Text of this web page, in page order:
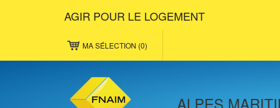
AGIR POUR LE LOGEMENT
MA SÉLECTION (0)
ALPES